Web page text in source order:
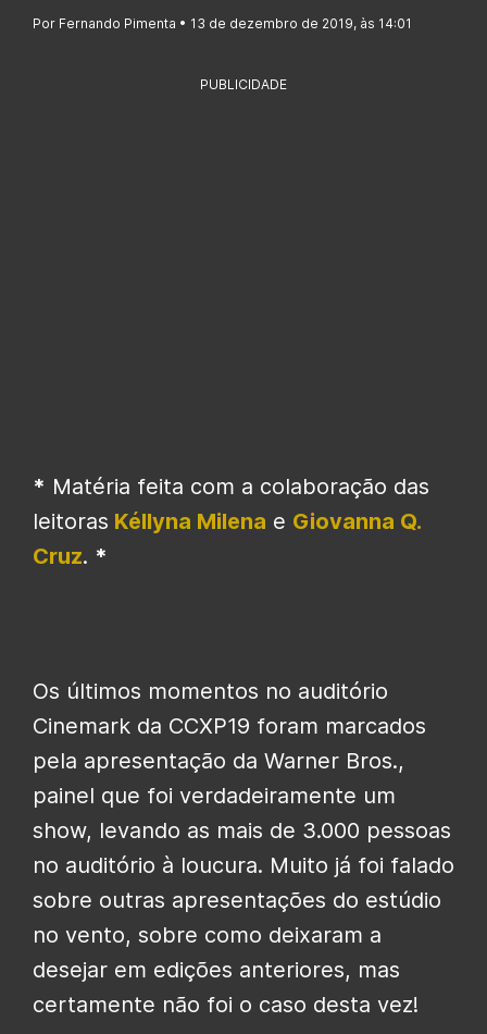
Por Fernando Pimenta • 13 de dezembro de 2019, às 14:01
PUBLICIDADE
* Matéria feita com a colaboração das
leitoras Kéllyna Milena e Giovanna Q.
Cruz. *
Os últimos momentos no auditório
Cinemark da CCXP19 foram marcados
pela apresentação da Warner Bros.,
painel que foi verdadeiramente um
show, levando as mais de 3.000 pessoas
no auditório à loucura. Muito já foi falado
sobre outras apresentações do estúdio
no vento, sobre como deixaram a
desejar em edições anteriores, mas
certamente não foi o caso desta vez!